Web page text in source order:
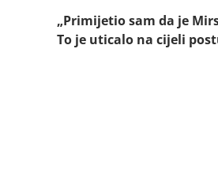
„Primijetio sam da je
To je uticalo na cijeli